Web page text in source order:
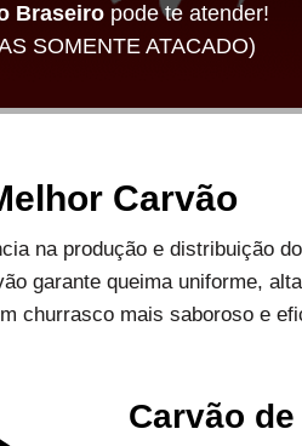
Braseiropode te atender!
SOMENTE ATACADO)
Carvão
na produção e distribuição
garante queima uniforme,
churrasco mais saboroso e
Carvão